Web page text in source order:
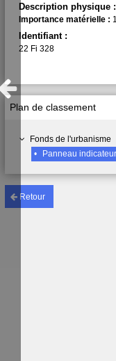
Retour
Plan de classement
Fonds de l'urbanisme
•
Panneau indicateur
Description physique :
Importance matérielle :
Identifiant :
22 Fi 328